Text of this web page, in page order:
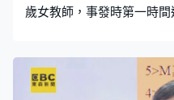
歲女教師，事發時第一時
啟動輔導機制，協助有需
花蓮高農學校擔任代課輔